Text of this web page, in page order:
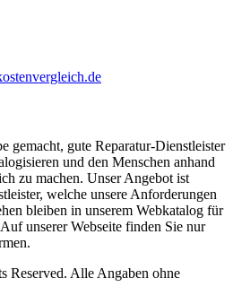
gemacht, gute Reparatur-Dienstleister
und den Menschen anhand
zu machen. Unser Angebot ist
welche unsere Anforderungen
bleiben in unserem Webkatalog für
unserer Webseite finden Sie nur
Alle Angaben ohne